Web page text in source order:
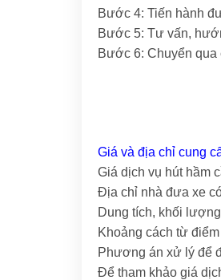
Bước 4: Tiến hành
Bước 5: Tư vấn,
Bước 6: Chuyển qua
Giá và địa chỉ cung
Giá dịch vụ hút hầm
Địa chỉ nhà đưa xe
Dung tích, khối
Khoảng cách từ
Phương án xử lý để
Để tham khảo giá